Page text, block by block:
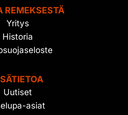
REMEKSESTÄ
Yritys
Historia
Uutiset
asiat